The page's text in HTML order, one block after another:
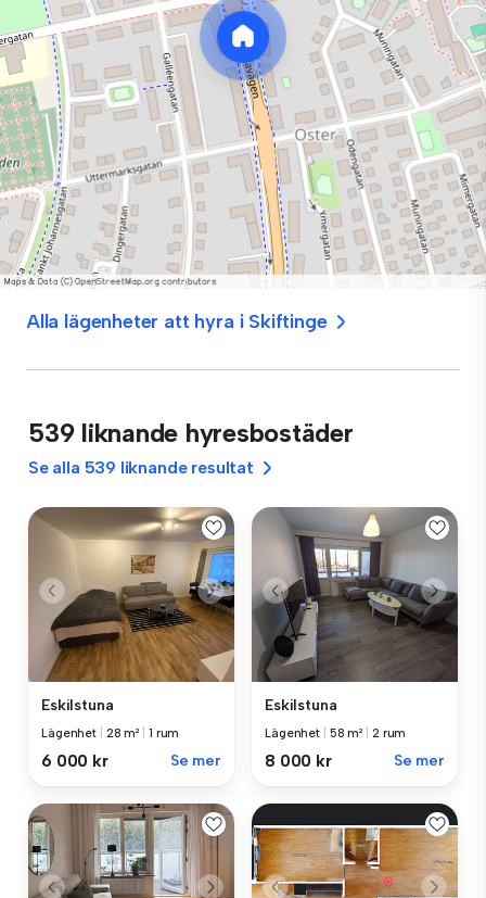
Alla lägenheter att hyra i Skiftinge
539 liknande hyresbostäder
Se alla 539 liknande resultat
Eskilstuna
Lägenhet 28 m² 1 rum
6 000 kr Se mer
Eskilstuna
Lägenhet 58 m² 2 rum
8 000 kr Se mer